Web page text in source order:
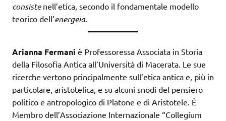
consiste nell’etica, secondo il fondamentale modello
teorico dell’energeia.
Arianna Fermani è Professoressa Associata in Storia
della Filosofia Antica all’Università di Macerata. Le sue
ricerche vertono principalmente sull’etica antica e, più in
particolare, aristotelica, e su alcuni snodi del pensiero
politico e antropologico di Platone e di Aristotele. È
Membro dell’Associazione Internazionale “Collegium